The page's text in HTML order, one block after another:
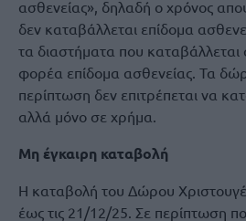
ασθενείας», δηλαδή ο χρόνος
δεν καταβάλλεται επίδομα
τα διαστήματα που καταβάλλεται
φορέα επίδομα ασθενείας. Τα
περίπτωση δεν επιτρέπεται να
αλλά μόνο σε χρήμα.
Μη έγκαιρη καταβολή
Η καταβολή του Δώρου
έως τις 21/12/25. Σε περίπτωση